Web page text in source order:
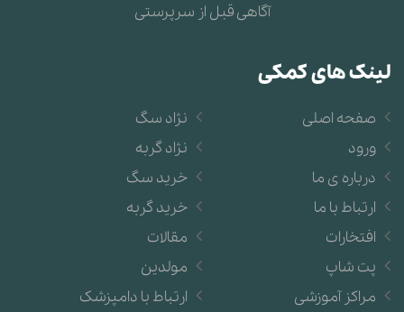
آگاهی قبل از سرپرستی
لینک های کمکی
نژاد سگ
نژاد گربه
خرید سگ
خرید گربه
مقالات
مولدین
ارتباط با دامپزشک
صفحه اصلی
ورود
درباره ی ما
ارتباط با ما
افتخارات
پت شاپ
مراکز آموزشی